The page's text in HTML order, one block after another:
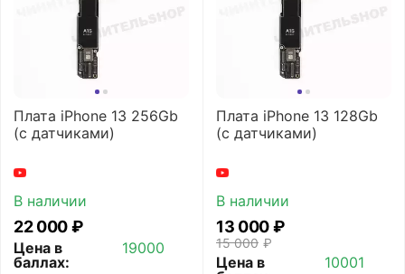
Плата iPhone 13 256Gb
(с датчиками)
В наличии
22 000₽
Цена в
баллах:
19000
Плата iPhone 13 128Gb
(с датчиками)
В наличии
15 000 ₽
13 000₽
Цена в
10001